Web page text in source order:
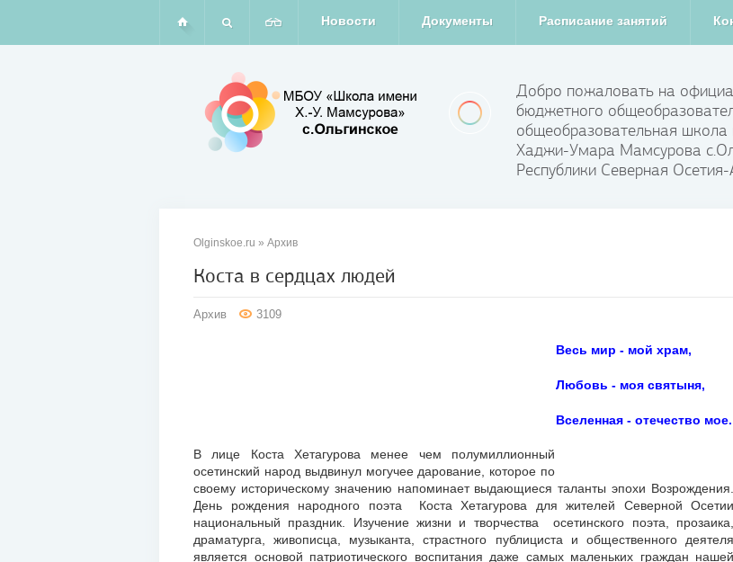
Новости Документы Расписание занятий
Добро пожаловать на
бюджетного
общеобразовательная
Хаджи-Умара Мамсурова
Республики Северная
Olginskoe.ru » Архив
Коста в сердцах людей
Архив 3109
Весь мир - мой храм,
Любовь - моя святыня,
Вселенная - отечество мое.
В лице Коста Хетагурова менее чем полумиллионный
осетинский народ выдвинул могучее дарование, которое по
своему историческому значению напоминает выдающиеся таланты эпохи Возрождения.
День рождения народного поэта Коста Хетагурова для жителей Северной Осетии
национальный праздник. Изучение жизни и творчества осетинского поэта, прозаика,
драматурга, живописца, музыканта, страстного публициста и общественного деятеля
является основой патриотического воспитания даже самых маленьких граждан нашей